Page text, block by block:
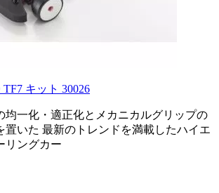
TF7 キット 30026
均一化・適正化とメカニカルグリップの
置いた 最新のトレンドを満載したハイエ
リングカー